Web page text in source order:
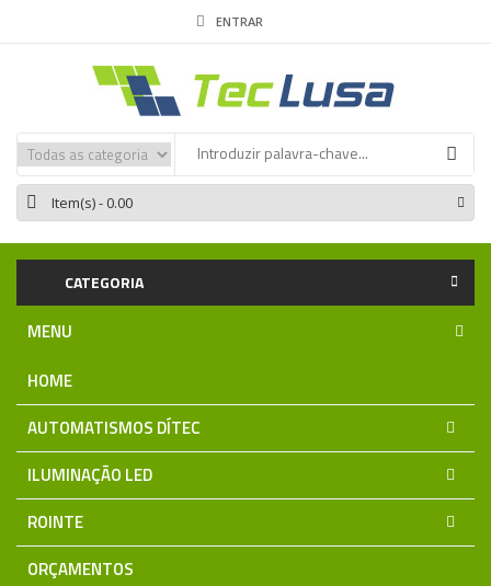
ENTRAR
Item(s)- 0.00
CATEGORIA
MENU
HOME
AUTOMATISMOS DÍTEC
ILUMINAÇÃO LED
ROINTE
ORÇAMENTOS